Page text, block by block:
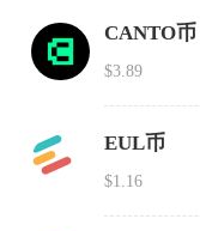
CANTO币
$3.89
EUL币
$1.16